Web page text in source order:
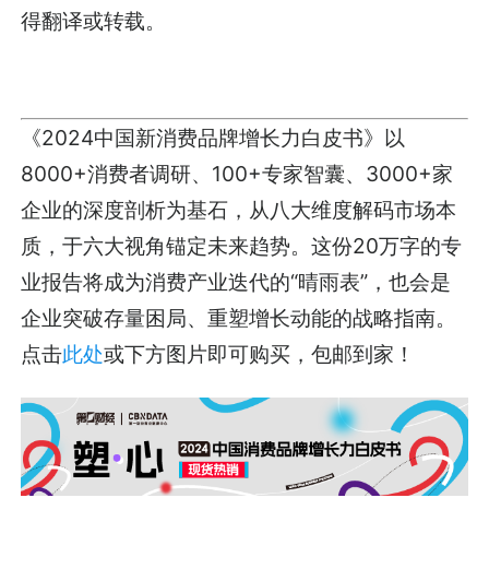
得翻译或转载。
《2024中国新消费品牌增长力白皮书》以
8000+消费者调研、100+专家智囊、3000+家
企业的深度剖析为基石，从八大维度解码市场本
质，于六大视角锚定未来趋势。这份20万字的专
业报告将成为消费产业迭代的“晴雨表”，也会是
企业突破存量困局、重塑增长动能的战略指南。
点击此处或下方图片即可购买，包邮到家！